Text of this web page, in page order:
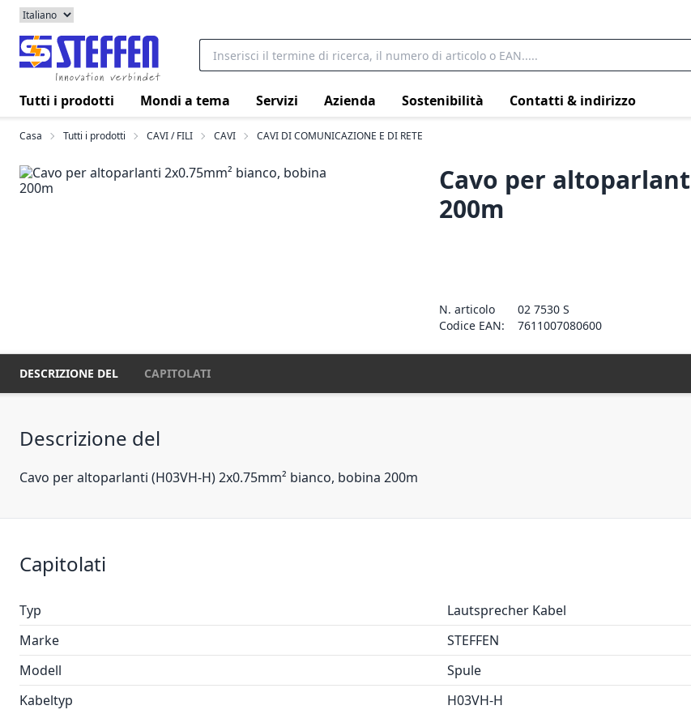
Tutti i prodotti Mondi a tema Servizi Azienda Sostenibilità Contatti & indirizzo
Casa Tutti i prodotti CAVI / FILI CAVI CAVI DI COMUNICAZIONE E DI RETE
Cavo per
200m
N. articolo
02 7530 S
Codice EAN:
7611007080600
DESCRIZIONE DEL CAPITOLATI
Descrizione del
Cavo per altoparlanti (H03VH-H) 2x0.75mm² bianco, bobina 200m
Capitolati
Typ
Lautsprecher Kabel
Marke
STEFFEN
Modell
Spule
Kabeltyp
H03VH-H